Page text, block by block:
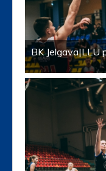
BK Jelgava|LLU